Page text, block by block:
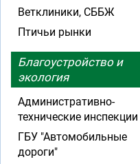
Ветклиники, СББЖ
Птичьи рынки
Благоустройство и
экология
Административно-
технические инспекции
ГБУ "Автомобильные
дороги"